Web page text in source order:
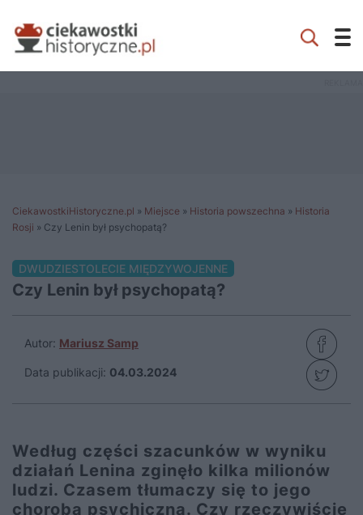
CiekawostkiHistoryczne.pl » Miejsce » Historia powszechna » Historia
Rosji » Czy Lenin był psychopatą?
DWUDZIESTOLECIE MIĘDZYWOJENNE
Czy Lenin był psychopatą?
Autor: Mariusz Samp
Data publikacji: 04.03.2024
Według części szacunków w wyniku
działań Lenina zginęło kilka milionów
ludzi. Czasem tłumaczy się to jego
chorobą psychiczną. Czy rzeczywiście